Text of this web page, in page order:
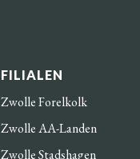
FILIALEN
Zwolle Forelkolk
Zwolle AA-Landen
Zwolle Stadshagen